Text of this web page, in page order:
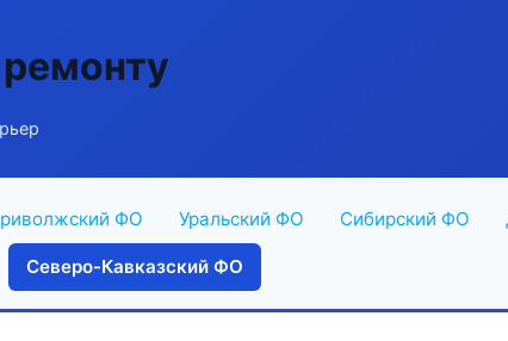
ФО Уральский ФО Сибирский ФО
Северо-Кавказский ФО